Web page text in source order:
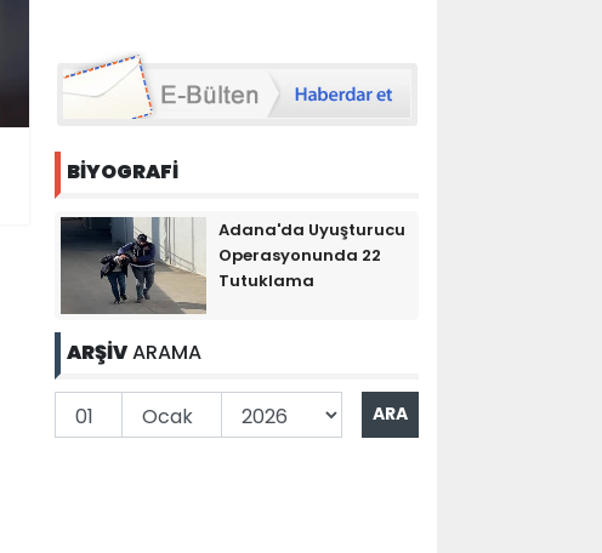
BİYOGRAFİ
Adana'da Uyuşturucu
Operasyonunda 22
Tutuklama
ARŞİVARAMA